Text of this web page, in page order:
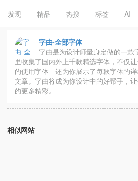
发现 精品 热搜 标签 AI
字由-全部字体
字由是为设计师量身定做的一款
里收集了国内外上千款精选字体，不仅
的使用字体，还为你展示了每款字体的
文章。字由将成为你设计中的好帮手，
的更多精彩。
相似网站